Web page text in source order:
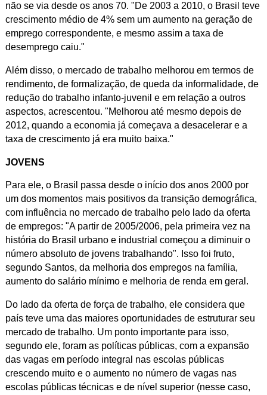
não se via desde os anos 70. "De 2003 a 2010, o Brasil teve
crescimento médio de 4% sem um aumento na geração de
emprego correspondente, e mesmo assim a taxa de
desemprego caiu."
Além disso, o mercado de trabalho melhorou em termos de
rendimento, de formalização, de queda da informalidade, de
redução do trabalho infanto-juvenil e em relação a outros
aspectos, acrescentou. "Melhorou até mesmo depois de
2012, quando a economia já começava a desacelerar e a
taxa de crescimento já era muito baixa."
JOVENS
Para ele, o Brasil passa desde o início dos anos 2000 por
um dos momentos mais positivos da transição demográfica,
com influência no mercado de trabalho pelo lado da oferta
de empregos: "Apartir de 2005/2006, pela primeira vez na
história do Brasil urbano e industrial começou a diminuir o
número absoluto de jovens trabalhando". Isso foi fruto,
segundo Santos, da melhoria dos empregos na família,
aumento do salário mínimo e melhoria de renda em geral.
Do lado da oferta de força de trabalho, ele considera que
país teve uma das maiores oportunidades de estruturar seu
mercado de trabalho. Um ponto importante para isso,
segundo ele, foram as políticas públicas, com a expansão
das vagas em período integral nas escolas públicas
crescendo muito e o aumento no número de vagas nas
escolas públicas técnicas e de nível superior (nesse caso,